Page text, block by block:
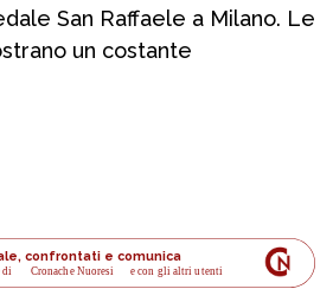
San Raffaele a Milano. Le
un costante
confrontati e comunica
di Cronache Nuoresi e con gli altri utenti